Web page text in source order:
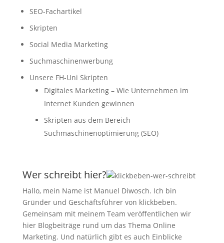
SEO-Fachartikel
Skripten
Social Media Marketing
Suchmaschinenwerbung
Unsere FH-Uni Skripten
Digitales Marketing – Wie Unternehmen im
Internet Kunden gewinnen
Skripten aus dem Bereich
Suchmaschinenoptimierung (SEO)
Wer schreibt hier?
Hallo, mein Name ist Manuel Diwosch. Ich bin
Gründer und Geschäftsführer von klickbeben.
Gemeinsam mit meinem Team veröffentlichen wir
hier Blogbeiträge rund um das Thema Online
Marketing. Und natürlich gibt es auch Einblicke